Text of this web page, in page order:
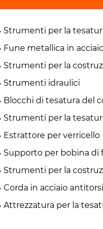
Strumenti per la
Fune metallica in
Strumenti per la
Strumenti idraulici
Blocchi di tesatura del
Strumenti per la
Estrattore per verricello
Supporto per bobina di
Strumenti per la
Corda in acciaio
Attrezzatura per la